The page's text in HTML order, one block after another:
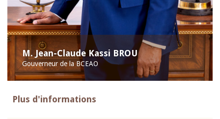
M. Jean-Claude Kassi BROU
Gouverneur de la BCEAO
Plus d'informations